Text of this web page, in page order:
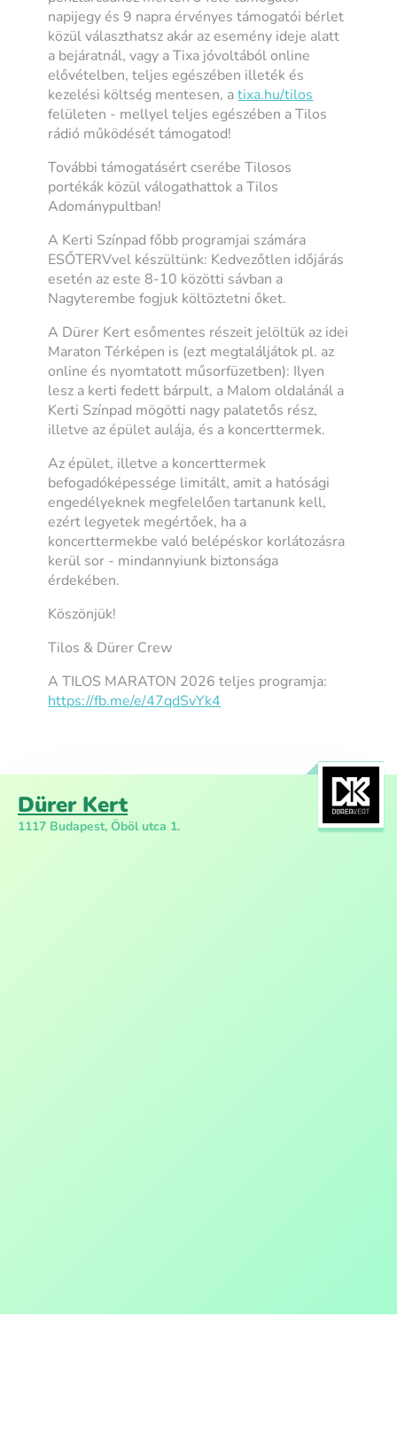
napijegy és 9 napra érvényes támogatói bérlet
közül választhatsz akár az esemény ideje alatt
a bejáratnál, vagy a Tixa jóvoltából online
elővételben, teljes egészében illeték és
kezelési költség mentesen, atixa.hu/tilos
felületen - mellyel teljes egészében a Tilos
rádió működését támogatod!
További támogatásért cserébe Tilosos
portékák közül válogathattok a Tilos
Adománypultban!
A Kerti Színpad főbb programjai számára
ESŐTERVvel készültünk: Kedvezőtlen időjárás
esetén az este 8-10 közötti sávban a
Nagyterembe fogjuk költöztetni őket.
A Dürer Kert esőmentes részeit jelöltük az idei
Maraton Térképen is (ezt megtaláljátok pl. az
online és nyomtatott műsorfüzetben): Ilyen
lesz a kerti fedett bárpult, a Malom oldalánál a
Kerti Színpad mögötti nagy palatetős rész,
illetve az épület aulája, és a koncerttermek.
Az épület, illetve a koncerttermek
befogadóképessége limitált, amit a hatósági
engedélyeknek megfelelően tartanunk kell,
ezért legyetek megértőek, ha a
koncerttermekbe való belépéskor korlátozásra
kerül sor - mindannyiunk biztonsága
érdekében.
Köszönjük!
Tilos & Dürer Crew
A TILOS MARATON 2026 teljes programja:
https://fb.me/e/47qdSvYk4
Dürer Kert
1117 Budapest, Öböl utca 1.